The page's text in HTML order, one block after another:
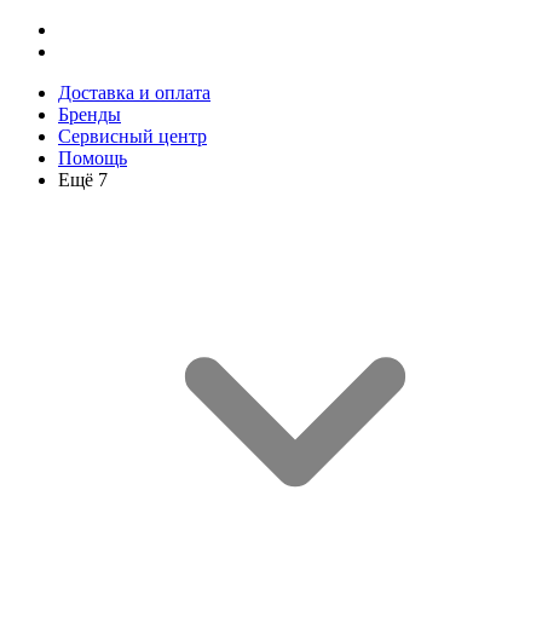
Доставка и оплата
Бренды
Сервисный центр
Помощь
Ещё 7